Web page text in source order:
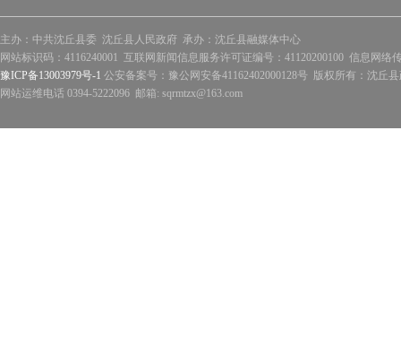
主办：中共沈丘县委 沈丘县人民政府 承办：沈丘县融媒体中心
网站标识码：4116240001 互联网新闻信息服务许可证编号：41120200100 信息网络
豫ICP备13003979号-1 公安备案号：豫公网安备41162402000128号 版权所有：沈丘
网站运维电话 0394-5222096 邮箱: sqrmtzx@163.com